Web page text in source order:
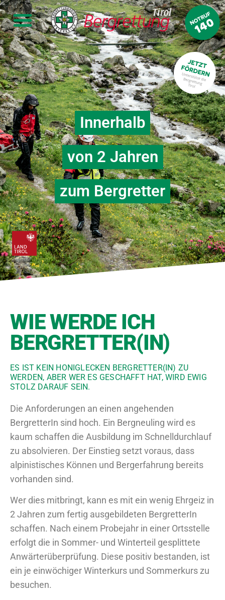
Innerhalb
von 2 Jahren
zum Bergretter
WIE WERDE ICH
BERGRETTER(IN)
ES IST KEIN HONIGLECKEN BERGRETTER(IN) ZU
WERDEN, ABER WER ES GESCHAFFT HAT, WIRD EWIG
STOLZ DARAUF SEIN.
Die Anforderungen an einen angehenden
BergretterIn sind hoch. Ein Bergneuling wird es
kaum schaffen die Ausbildung im Schnelldurchlauf
zu absolvieren. Der Einstieg setzt voraus, dass
alpinistisches Können und Bergerfahrung bereits
vorhanden sind.
Wer dies mitbringt, kann es mit ein wenig Ehrgeiz in
2 Jahren zum fertig ausgebildeten BergretterIn
schaffen. Nach einem Probejahr in einer Ortsstelle
erfolgt die in Sommer- und Winterteil gesplittete
Anwärterüberprüfung. Diese positiv bestanden, ist
ein je einwöchiger Winterkurs und Sommerkurs zu
besuchen.